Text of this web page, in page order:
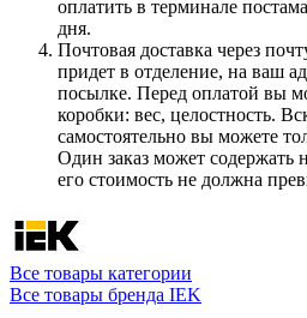
оплатить в терминале
дня.
Почтовая доставка через
придет в отделение, на ваш
посылке. Перед оплатой вы
коробки: вес, целостность.
самостоятельно вы можете
Один заказ может содержать
его стоимость не должна
Все товары категории
Все товары бренда IEK